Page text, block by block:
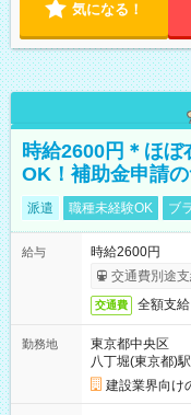
気になる！
時給2600円＊ほ
OK！補助金申請
派遣 職種未経験OK ブ
給与
時給2600円
交通費別途支
交通費 全額支給
勤務地
東京都中央区
八丁堀(東京都)
建設業界向け